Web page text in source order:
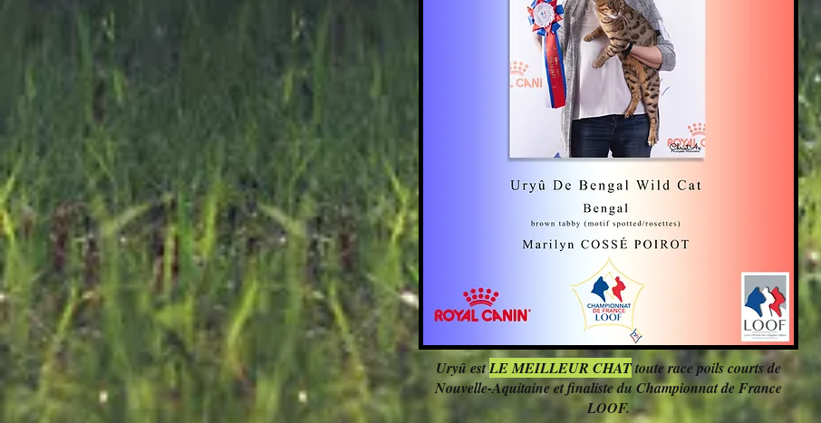
Uryû estLE MEILLEUR CHATtoute race poils courts de
Nouvelle-Aquitaine et finaliste du Championnat de France
LOOF.